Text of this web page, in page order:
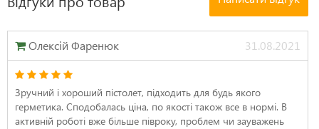
Олексій Фаренюк 31.08.2021
Зручний і хороший пістолет, підходить для будь якого
герметика. Сподобалась ціна, по якості також все в нормі. В
активній роботі вже більше півроку, проблем чи зауважень